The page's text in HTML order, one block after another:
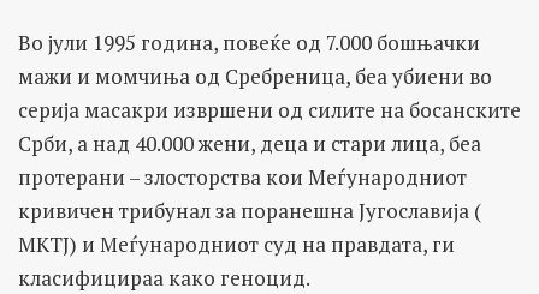
Во јули 1995 година, повеќе од 7.000 бошњачки
мажи и момчиња од Сребреница, беа убиени во
серија масакри извршени од силите на босанските
Срби, а над 40.000 жени, деца и стари лица, беа
протерани – злосторства кои Меѓународниот
кривичен трибунал за поранешна Југославија (
МКТЈ) и Меѓународниот суд на правдата, ги
класифицираа како геноцид.